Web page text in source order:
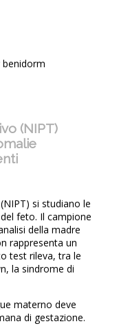
(NIPT)
si studiano le
feto. Il campione
della madre
rappresenta un
test rileva, tra le
la sindrome di
materno deve
di gestazione.